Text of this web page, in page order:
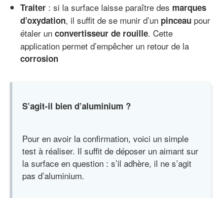
Traiter : si la surface laisse paraître des marques
d’oxydation, il suffit de se munir d’un pinceau pour
étaler un convertisseur de rouille. Cette
application permet d’empêcher un retour de la
corrosion
S’agit-il bien d’aluminium ?
Pour en avoir la confirmation, voici un simple
test à réaliser. Il suffit de déposer un aimant sur
la surface en question : s’il adhère, il ne s’agit
pas d’aluminium.